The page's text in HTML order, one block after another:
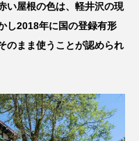
い屋根の色は、軽井沢の現
し2018年に国の登録有形
のまま使うことが認められ